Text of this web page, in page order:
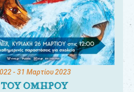
- 31 Μαρτίου 2023
ΤΟΥ ΟΜΗΡΟΥ